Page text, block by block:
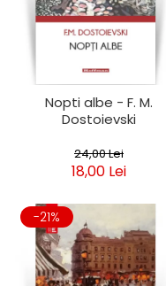
Clasica
Contemporana
Universala
Universala
Publicistica / Reportaje /
Stiinte umaniste
Istorie
Sociologie si filozofie
Nopti albe - F. M.
Dostoievski
24,00 Lei
18,00 Lei
-21%